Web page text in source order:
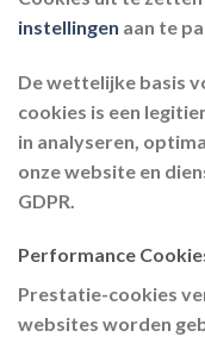
instellingen aan te
De wettelijke basis
cookies is een
in analyseren,
onze website en
GDPR.
Performance
Prestatie-cookies
websites worden